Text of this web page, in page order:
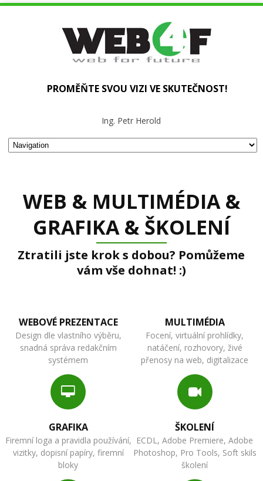
PROMĚŇTE SVOU VIZI VE SKUTEČNOST!
Ing. Petr Herold
WEB & MULTIMÉDIA &
GRAFIKA & ŠKOLENÍ
Ztratili jste krok s dobou? Pomůžeme
vám vše dohnat! :)
WEBOVÉ PREZENTACE
Design dle vlastního výběru,
snadná správa redakčním
systémem
MULTIMÉDIA
Focení, virtuální prohlídky,
natáčení, rozhovory, živé
přenosy na web, digitalizace
GRAFIKA
Firemní loga a pravidla používání,
vizitky, dopisní papíry, firemní
bloky
ŠKOLENÍ
ECDL, Adobe Premiere, Adobe
Photoshop, Pro Tools, Soft skils
školení